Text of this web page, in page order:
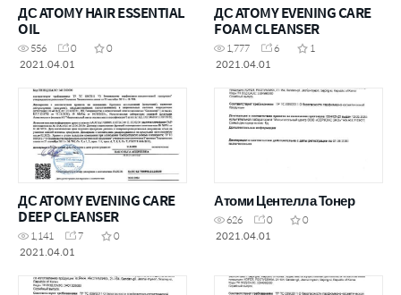
ДС ATOMY HAIR ESSENTIAL
OIL
556 0
0
2021.04.01
ДС ATOMY EVENING CARE
FOAM CLEANSER
1,777 6
1
2021.04.01
ДС ATOMY EVENING CARE
DEEP CLEANSER
1,141 7
0
2021.04.01
Атоми Центелла Тонер
626 0
0
2021.04.01